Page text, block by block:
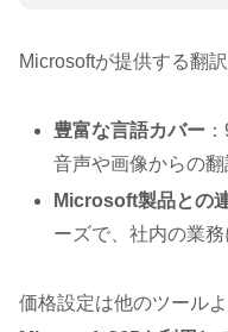
Microsoftが提供する翻
豊富な言語カバー
音声や画像からの翻
Microsoft製品との
ーズで、社内の業務
価格設定は他のツール